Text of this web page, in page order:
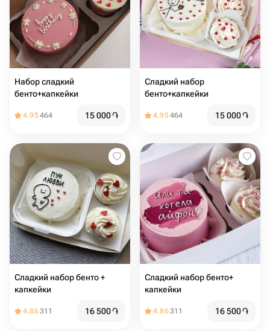
Набор сладкий
бенто+капкейки
4.95464 15 000֏
Сладкий набор
бенто+капкейки
4.95464 15 000֏
Сладкий набор бенто +
капкейки
4.86311 16 500֏
Сладкий набор бенто+
капкейки
4.86311 16 500֏